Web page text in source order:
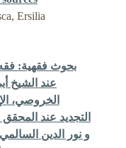
Ersilia
بحوث فقهية: فقه
عند الشيخ
الخروصي،
التجديد عند المحقق
و نور الدين